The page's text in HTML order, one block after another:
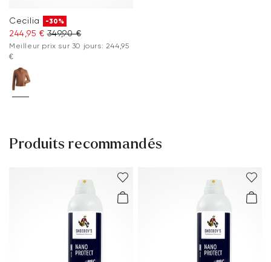
Cecilia -30%
244,95 € 349,90 €
Meilleur prix sur 30 jours: 244,95
€
Produits recommandés